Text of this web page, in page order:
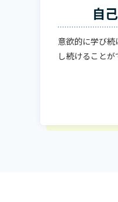
自
意欲的に学び
し続けることが